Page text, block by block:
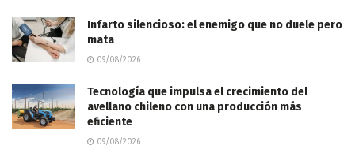
Infarto silencioso: el enemigo que no duele pero
mata
09/08/2026
Tecnología que impulsa el crecimiento del
avellano chileno con una producción más
eficiente
09/08/2026